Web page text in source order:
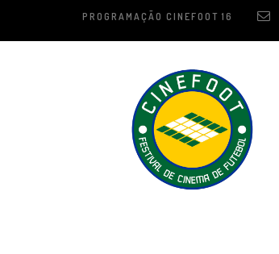
PROGRAMAÇÃO CINEFOOT 16